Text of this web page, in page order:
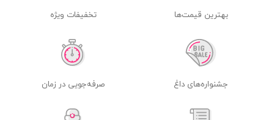
بهترین قیمت‌ها تخفیفات ویژه
جشنواره‌های داغ صرفه‌جویی در زمان